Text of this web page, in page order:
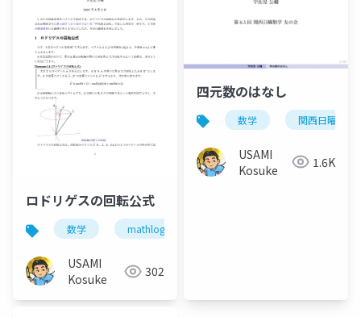
ロドリゲスの回転公式
数学 mathlog
USAMI
Kosuke
302
四元数のはなし
数学 関西日曜数学
USAMI
Kosuke
1.6K